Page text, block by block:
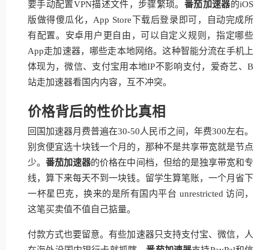
要手动配置VPN描述文件，步骤繁琐。 番茄加速器的iOS
版做得傻瓜化，App Store下载后登录即可，自动完成所
有配置。安卓用户更自由，可以自定义规则，指定哪些
App走加速器，哪些走本地网络。这种智能分流在手机上
体现为，微信、支付宝用本地IP不影响支付，爱奇艺、B
站走加速器看国内内容，互不冲突。
价格背后的性价比真相
回国加速器月费普遍在30-50人民币之间，年费300左右。
别贪便宜选十块钱一个月的，那种不是共享带宽就是节点
少。番茄加速器的价格在中间档，但给的是独享带宽和专
线，算下来每天不到一块钱。留学生算笔账，一个月省下
一杯星巴克，换来的是所有国内平台 unrestricted 访问，
这笔买卖值不值自己掂量。
付款方式也要留意。有些加速器只支持支付宝、微信，人